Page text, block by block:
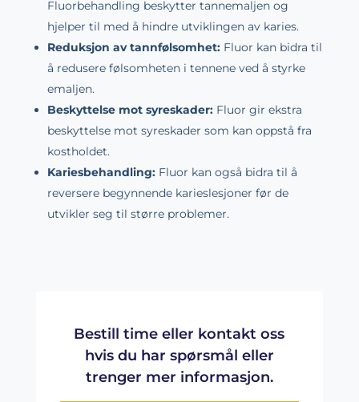
Fluorbehandling beskytter tannemaljen og
hjelper til med å hindre utviklingen av karies.
Reduksjon av tannfølsomhet:Fluor kan bidra til
å redusere følsomheten i tennene ved å styrke
emaljen.
Beskyttelse mot syreskader:Fluor gir ekstra
beskyttelse mot syreskader som kan oppstå fra
kostholdet.
Kariesbehandling:Fluor kan også bidra til å
reversere begynnende karieslesjoner før de
utvikler seg til større problemer.
Bestill time eller kontakt oss
hvis du har spørsmål eller
trenger mer informasjon.